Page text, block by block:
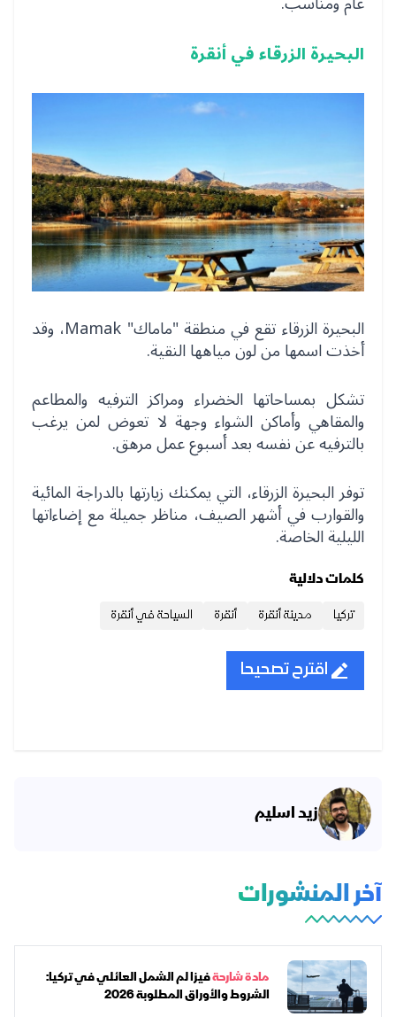
البحيرة الزرقاء في أنقرة
البحيرة الزرقاء تقع في منطقة "ماماك" Mamak، وقد
أخذت اسمها من لون مياهها النقية.
تشكل بمساحاتها الخضراء ومراكز الترفيه والمطاعم
والمقاهي وأماكن الشواء وجهة لا تعوض لمن يرغب
بالترفيه عن نفسه بعد أسبوع عمل مرهق.
توفر البحيرة الزرقاء، التي يمكنك زيارتها بالدراجة المائية
والقوارب في أشهر الصيف، مناظر جميلة مع إضاءاتها
الليلية الخاصة.
كلمات دلالية
تركيا مدينة أنقرة أنقرة السياحة في أنقرة
اقترح تصحيحا
زيد اسليم
آخر المنشورات
مادة شارحةفيزا لم الشمل العائلي في تركيا:
الشروط والأوراق المطلوبة 2026